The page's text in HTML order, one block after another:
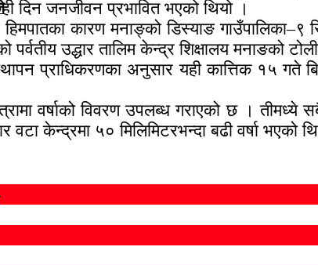
दिन जनजीवन प्रभावित भएको थियो ।
हिमपातका कारण मनाङ्को डिस्याङ
उद्धार तालिम केन्द्र शिक्षालय मनाङको
प्राधिकरणका अनुसार यही कात्तिक १५ गते
वर्षाको विवरण उपलब्ध गराएको छ ।
वटा केन्द्रमा ५० मिलिमिटरभन्दा बढी वर्षा भएको